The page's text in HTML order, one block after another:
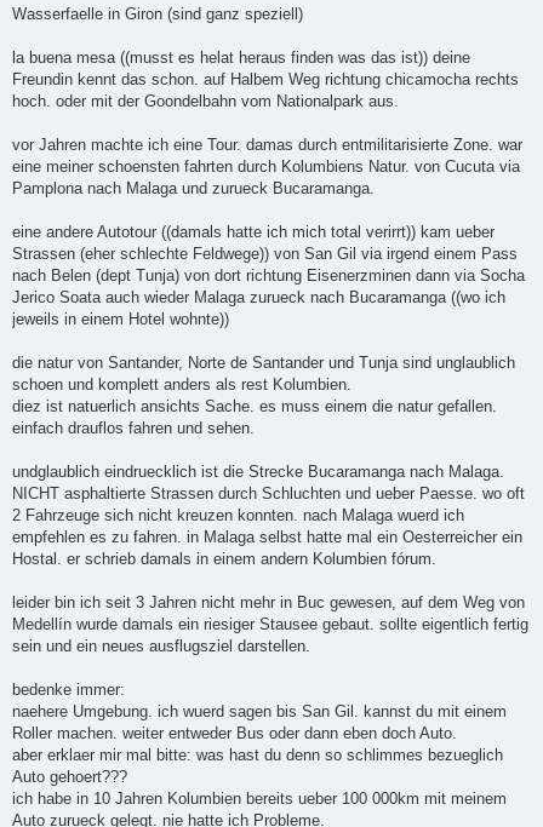
Wasserfaelle in Giron (sind ganz speziell)
la buena mesa ((musst es helat heraus finden was das ist)) deine
Freundin kennt das schon. auf Halbem Weg richtung chicamocha rechts
hoch. oder mit der Goondelbahn vom Nationalpark aus.
vor Jahren machte ich eine Tour. damas durch entmilitarisierte Zone. war
eine meiner schoensten fahrten durch Kolumbiens Natur. von Cucuta via
Pamplona nach Malaga und zurueck Bucaramanga.
eine andere Autotour ((damals hatte ich mich total verirrt)) kam ueber
Strassen (eher schlechte Feldwege)) von San Gil via irgend einem Pass
nach Belen (dept Tunja) von dort richtung Eisenerzminen dann via Socha
Jerico Soata auch wieder Malaga zurueck nach Bucaramanga ((wo ich
jeweils in einem Hotel wohnte))
die natur von Santander, Norte de Santander und Tunja sind unglaublich
schoen und komplett anders als rest Kolumbien.
diez ist natuerlich ansichts Sache. es muss einem die natur gefallen.
einfach drauflos fahren und sehen.
undglaublich eindruecklich ist die Strecke Bucaramanga nach Malaga.
NICHT asphaltierte Strassen durch Schluchten und ueber Paesse. wo oft
2 Fahrzeuge sich nicht kreuzen konnten. nach Malaga wuerd ich
empfehlen es zu fahren. in Malaga selbst hatte mal ein Oesterreicher ein
Hostal. er schrieb damals in einem andern Kolumbien fórum.
leider bin ich seit 3 Jahren nicht mehr in Buc gewesen, auf dem Weg von
Medellín wurde damals ein riesiger Stausee gebaut. sollte eigentlich fertig
sein und ein neues ausflugsziel darstellen.
bedenke immer:
naehere Umgebung. ich wuerd sagen bis San Gil. kannst du mit einem
Roller machen. weiter entweder Bus oder dann eben doch Auto.
aber erklaer mir mal bitte: was hast du denn so schlimmes bezueglich
Auto gehoert???
ich habe in 10 Jahren Kolumbien bereits ueber 100 000km mit meinem
Auto zurueck gelegt. nie hatte ich Probleme.